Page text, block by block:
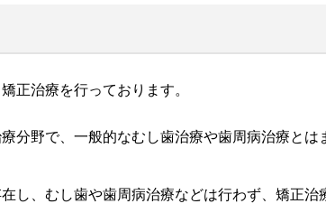
正治療を行っております。
分野で、一般的なむし歯治療や歯周病治療と
し、むし歯や歯周病治療などは行わず、矯正治